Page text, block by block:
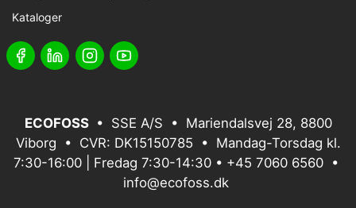
Kataloger
ECOFOSS • SSE A/S • Mariendalsvej 28, 8800
Viborg • CVR: DK15150785 • Mandag-Torsdag kl.
7:30-16:00 | Fredag 7:30-14:30 • +45 7060 6560 •
info@ecofoss.dk